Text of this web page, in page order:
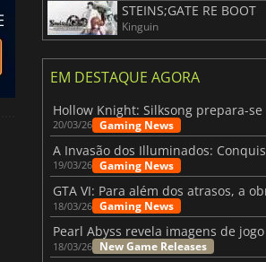
378.99€
STEINS;GATE RE BOOT
Kinguin
EM DESTAQUE AGORA
20/03/26 Gaming News
19/03/26 Gaming News
18/03/26 Gaming News
18/03/26 New Game Releases